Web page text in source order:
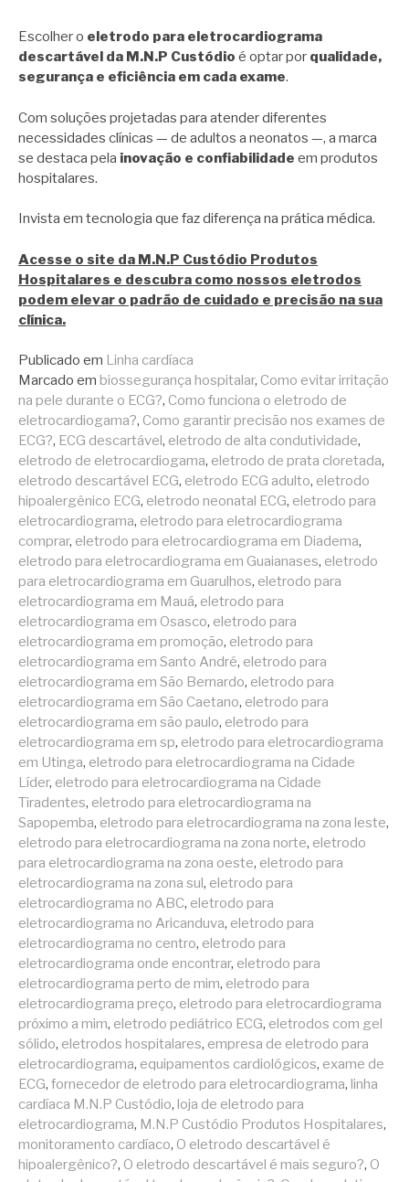
Escolher o eletrodo para eletrocardiograma
descartável da M.N.P Custódio é optar por qualidade,
segurança e eficiência em cada exame.
Com soluções projetadas para atender diferentes
necessidades clínicas — de adultos a neonatos —, a marca
se destaca pela inovação e confiabilidade em produtos
hospitalares.
Invista em tecnologia que faz diferença na prática médica.
Acesse o site da M.N.P Custódio Produtos
Hospitalares e descubra como nossos eletrodos
podem elevar o padrão de cuidado e precisão na sua
clínica.
Publicado em Linha cardíaca
Marcado em biossegurança hospitalar, Como evitar irritação
na pele durante o ECG?, Como funciona o eletrodo de
eletrocardiogama?, Como garantir precisão nos exames de
ECG?, ECG descartável, eletrodo de alta condutividade,
eletrodo de eletrocardiogama, eletrodo de prata cloretada,
eletrodo descartável ECG, eletrodo ECG adulto, eletrodo
hipoalergênico ECG, eletrodo neonatal ECG, eletrodo para
eletrocardiograma, eletrodo para eletrocardiograma
comprar, eletrodo para eletrocardiograma em Diadema,
eletrodo para eletrocardiograma em Guaianases, eletrodo
para eletrocardiograma em Guarulhos, eletrodo para
eletrocardiograma em Mauá, eletrodo para
eletrocardiograma em Osasco, eletrodo para
eletrocardiograma em promoção, eletrodo para
eletrocardiograma em Santo André, eletrodo para
eletrocardiograma em São Bernardo, eletrodo para
eletrocardiograma em São Caetano, eletrodo para
eletrocardiograma em são paulo, eletrodo para
eletrocardiograma em sp, eletrodo para eletrocardiograma
em Utinga, eletrodo para eletrocardiograma na Cidade
Líder, eletrodo para eletrocardiograma na Cidade
Tiradentes, eletrodo para eletrocardiograma na
Sapopemba, eletrodo para eletrocardiograma na zona leste,
eletrodo para eletrocardiograma na zona norte, eletrodo
para eletrocardiograma na zona oeste, eletrodo para
eletrocardiograma na zona sul, eletrodo para
eletrocardiograma no ABC, eletrodo para
eletrocardiograma no Aricanduva, eletrodo para
eletrocardiograma no centro, eletrodo para
eletrocardiograma onde encontrar, eletrodo para
eletrocardiograma perto de mim, eletrodo para
eletrocardiograma preço, eletrodo para eletrocardiograma
próximo a mim, eletrodo pediátrico ECG, eletrodos com gel
sólido, eletrodos hospitalares, empresa de eletrodo para
eletrocardiograma, equipamentos cardiológicos, exame de
ECG, fornecedor de eletrodo para eletrocardiograma, linha
cardíaca M.N.P Custódio, loja de eletrodo para
eletrocardiograma, M.N.P Custódio Produtos Hospitalares,
monitoramento cardíaco, O eletrodo descartável é
hipoalergênico?, O eletrodo descartável é mais seguro?, O